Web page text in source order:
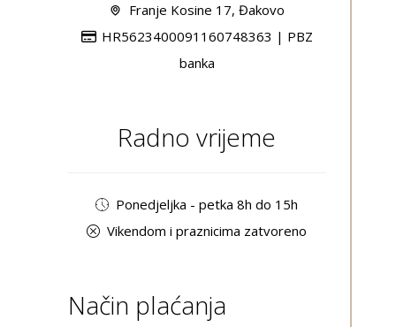
Franje Kosine 17, Đakovo
HR5623400091160748363 | PBZ
banka
Radno vrijeme
Ponedjeljka - petka 8h do 15h
Vikendom i praznicima zatvoreno
Način plaćanja